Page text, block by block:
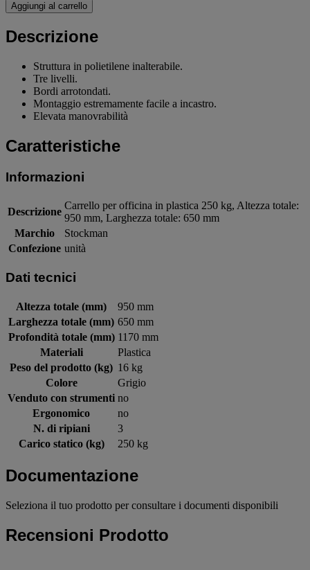
Aggiungi al carrello
Descrizione
Struttura in polietilene inalterabile.
Tre livelli.
Bordi arrotondati.
Montaggio estremamente facile a incastro.
Elevata manovrabilità
Caratteristiche
Informazioni
Descrizione
Carrello per officina in plastica 250 kg, Altezza totale:
950 mm, Larghezza totale: 650 mm
Marchio
Stockman
Confezione unità
Dati tecnici
Altezza totale (mm)
950 mm
Larghezza totale (mm) 650 mm
Profondità totale (mm) 1170 mm
Materiali
Plastica
Peso del prodotto (kg) 16 kg
Colore
Grigio
Venduto con strumenti no
Ergonomico
no
N. di ripiani
3
Carico statico (kg)
250 kg
Documentazione
Seleziona il tuo prodotto per consultare i documenti disponibili
Recensioni Prodotto